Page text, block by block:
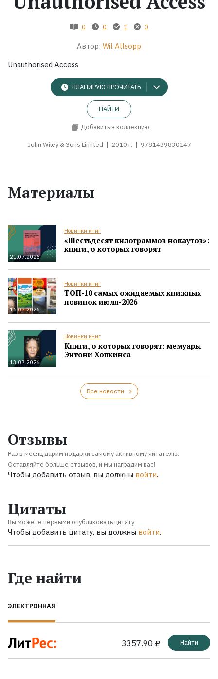
0 0 1 0
Автор: Wil Allsopp
Unauthorised Access
ПЛАНИРУЮ ПРОЧИТАТЬ
НАЙТИ
Добавить в коллекцию
John Wiley & Sons Limited 2010 г. 9781439830147
Материалы
21.07.2026
Новинки книг
«Шестьдесят килограммов нокаутов»:
книги, о которых говорят
16.07.2026
Новинки книг
ТОП-10 самых ожидаемых книжных
новинок июля-2026
13.07.2026
Новинки книг
Книги, о которых говорят: мемуары
Энтони Хопкинса
Все новости
Отзывы
Раз в месяц дарим подарки самому активному читателю.
Оставляйте больше отзывов, и мы наградим вас!
Чтобы добавить отзыв, вы должны войти.
Цитаты
Вы можете первыми опубликовать цитату
Чтобы добавить цитату, вы должны войти.
Где найти
ЭЛЕКТРОННАЯ
3357.90 ₽ Найти